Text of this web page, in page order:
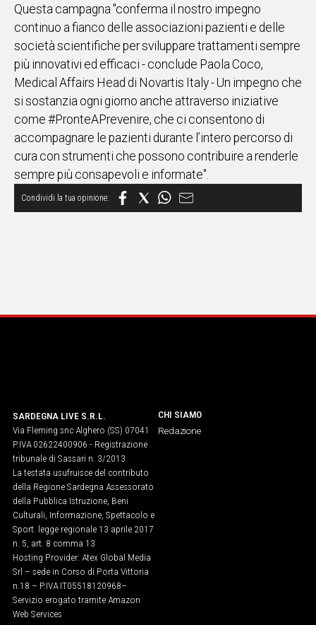
Questa campagna "conferma il nostro impegno
continuo a fianco delle associazioni pazienti e delle
società scientifiche per sviluppare trattamenti sempre
più innovativi ed efficaci - conclude Paola Coco,
Medical Affairs Head di Novartis Italy - Un impegno che
si sostanzia ogni giorno anche attraverso iniziative
come #PronteAPrevenire, che ci consentono di
accompagnare le pazienti durante l’intero percorso di
cura con strumenti che possono contribuire a renderle
sempre più consapevoli e informate".
SARDEGNA LIVE S.R.L.
Via Fleming snc Alghero (SS) 07041
P.IVA 02622400906 - Registrazione
tribunale di Sassari n. 3/2013
La testata usufruisce del contributo
della Regione Sardegna Assessorato
della Pubblica Istruzione, Beni
Culturali, Informazione, Spettacolo e
Sport. legge regionale 13 aprile 2017
n. 5, art. 8 comma 13
Hosting Provider: Atex Global Media
Srl – sede in Corso di Porta Vittoria
n.18 – P.IVA IT05518120968​–
Servizio erogato tramite Amazon
Web Services
CHI SIAMO
Redazione